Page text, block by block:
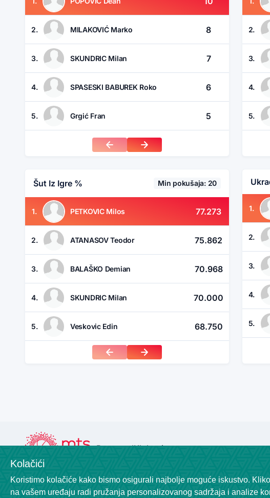
2. MILAKOVIĆ Marko 8
3. SKUNDRIC Milan 7
4. SPASESKI BABUREK Roko 6
5. Grgić Fran 5
2.
3.
4.
5.
Šut Iz Igre % Min pokušaja: 20
1. PETKOVIC Milos 77.273
2. ATANASOV Teodor 75.862
3. BALAŠKO Demian 70.968
4. SKUNDRIC Milan 70.000
5. Veskovic Edin 68.750
1.
2.
3.
4.
5.
RasporedKlubovi
Powered by League Engine
Kolačići
Koristimo kolačiće kako bismo osigurali najbolje moguće iskustvo.
na vašem uređaju radi pružanja personalizovanog sadržaja i analize